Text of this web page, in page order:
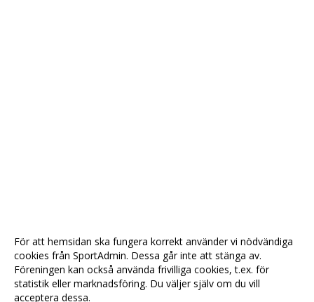
För att hemsidan ska fungera korrekt använder vi nödvändiga
cookies från SportAdmin. Dessa går inte att stänga av.
Föreningen kan också använda frivilliga cookies, t.ex. för
statistik eller marknadsföring. Du väljer själv om du vill
acceptera dessa.